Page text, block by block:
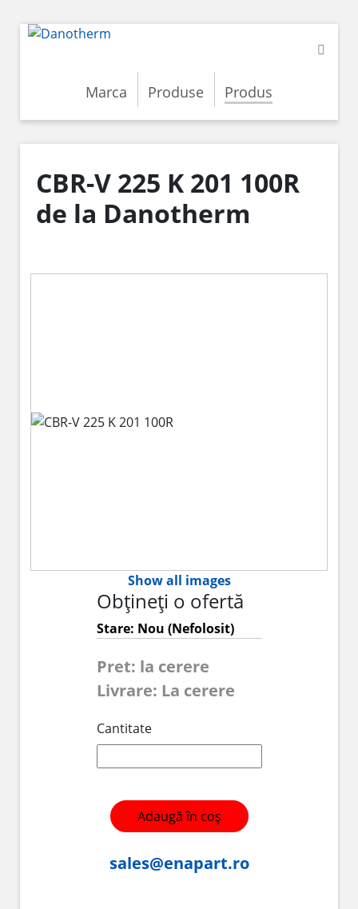
Marca Produse Produs
CBR-V 225 K 201 100R
de la Danotherm
Show all images
Obțineți o ofertă
Stare: Nou (Nefolosit)
Pret: la cerere
Livrare: La cerere
Cantitate
Adaugă în coș
sales@enapart.ro